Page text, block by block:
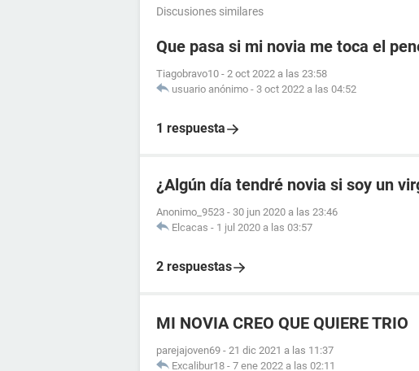
Discusiones similares
Que pasa si mi novia me toca el
Tiagobravo10 - 2 oct 2022 a las 23:58
usuario anónimo - 3 oct 2022 a las 04:52
1 respuesta
¿Algún día tendré novia si soy un
Anonimo_9523 - 30 jun 2020 a las 23:46
Elcacas - 1 jul 2020 a las 03:57
2 respuestas
MI NOVIA CREO QUE QUIERE TRIO
parejajoven69 - 21 dic 2021 a las 11:37
Excalibur18 - 7 ene 2022 a las 02:11